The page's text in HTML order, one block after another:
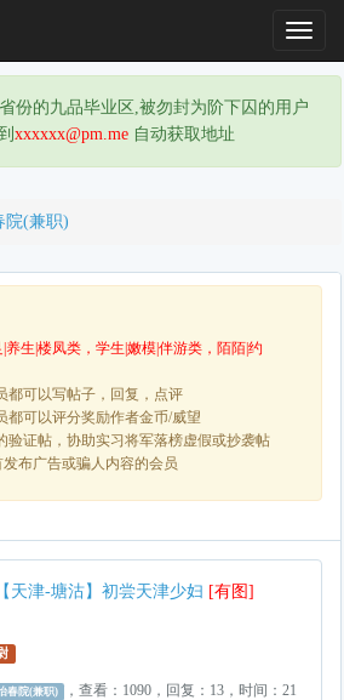
T
o
g
e
i
份的九品毕业区,被勿封为阶下囚的用户
xxxxxx@pm.me 自动获取地址
院(兼职)
养生|楼凤类，学生|嫩模|伴游类，陌陌|约
都可以写帖子，回复，点评
都可以评分奖励作者金币/威望
验证帖，协助实习将军落榜虚假或抄袭帖
布广告或骗人内容的会员
【天津-塘沽】初尝天津少妇 [有图]
春院(兼职)
，查看：1090，回复：13，时间：21